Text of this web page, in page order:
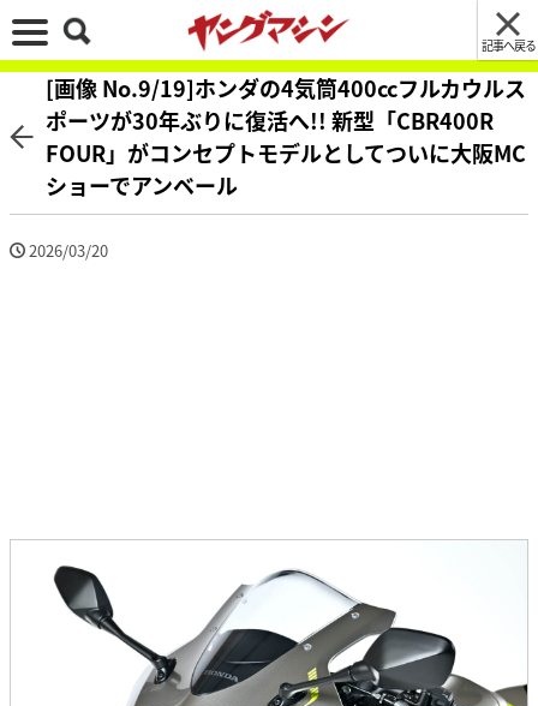
記事へ戻る
[画像 No.9/19]ホンダの4気筒400ccフルカウルス
ポーツが30年ぶりに復活へ!! 新型「CBR400R
FOUR」がコンセプトモデルとしてついに大阪MC
ショーでアンベール
2026/03/20